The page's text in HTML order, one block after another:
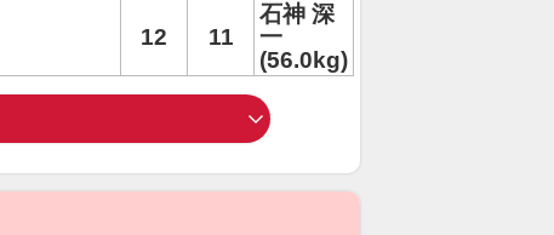
12 11
石神 深
一
(56.0kg)